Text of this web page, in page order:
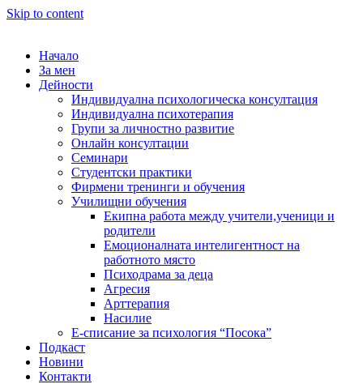
Skip to content
Начало
За мен
Дейности
Индивидуална психологическа консултация
Индивидуална психотерапия
Групи за личностно развитие
Онлайн консултации
Семинари
Студентски практики
Фирмени тренинги и обучения
Училищни обучения
Екипна работа между учители,ученици и
родители
Емоционалната интелигентност на
работното място
Психодрама за деца
Агресия
Арттерапия
Насилие
Е-списание за психология “Посока”
Подкаст
Новини
Контакти